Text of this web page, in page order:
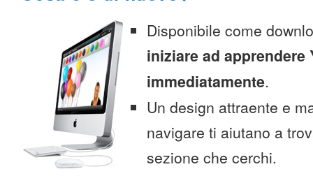
Disponibile come
iniziare ad apprendere
immediatamente.
Un design attraente e
navigare ti aiutano a
sezione che cerchi.